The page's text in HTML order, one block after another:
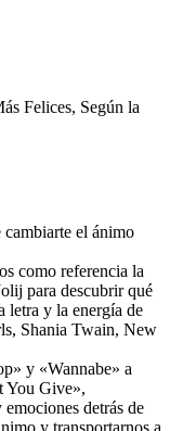
Felices, Según la
el ánimo
como referencia la
para descubrir qué
letra y la energía de
Shania Twain, New
y «Wannabe» a
You Give»,
detrás de